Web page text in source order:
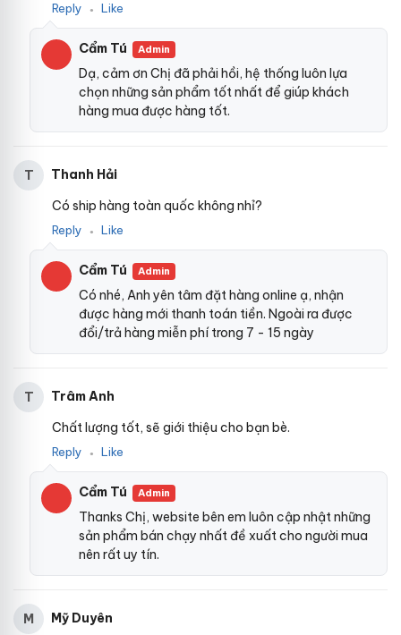
Reply ● Like
Cẩm Tú Admin
Dạ, cảm ơn Chị đã phải hồi, hệ thống luôn lựa
chọn những sản phẩm tốt nhất để giúp khách
hàng mua được hàng tốt.
T
Thanh Hải
Có ship hàng toàn quốc không nhỉ?
Reply ● Like
Cẩm Tú Admin
Có nhé, Anh yên tâm đặt hàng online ạ, nhận
được hàng mới thanh toán tiền. Ngoài ra được
đổi/trả hàng miễn phí trong 7 - 15 ngày
T
Trâm Anh
Chất lượng tốt, sẽ giới thiệu cho bạn bè.
Reply ● Like
Cẩm Tú Admin
Thanks Chị, website bên em luôn cập nhật những
sản phẩm bán chạy nhất đề xuất cho người mua
nên rất uy tín.
M
Mỹ Duyên